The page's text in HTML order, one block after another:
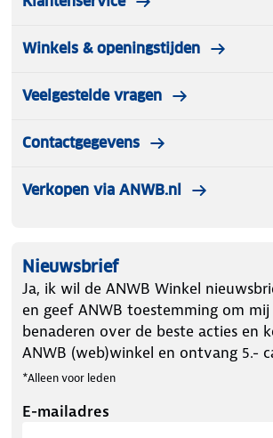
Winkels & openingstijden
Veelgestelde vragen
Contactgegevens
Verkopen via ANWB.nl
Nieuwsbrief
Ja, ik wil de ANWB Winkel
en geef ANWB toestemming om
benaderen over de beste acties en
ANWB (web)winkel en ontvang 5.-
*Alleen voor leden
E-mailadres